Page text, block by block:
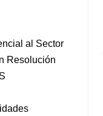
al Sector
Resolución